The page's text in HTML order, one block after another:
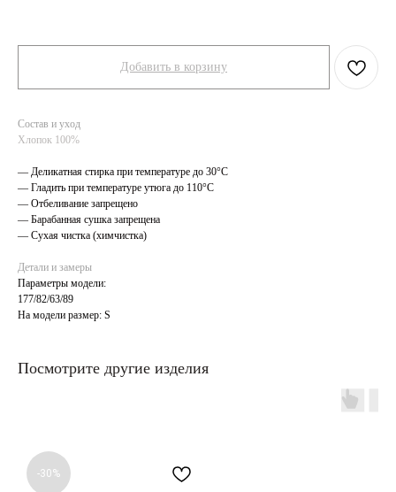
Добавить в корзину
Состав и уход
Хлопок 100%
— Деликатная стирка при температуре до 30°C
— Гладить при температуре утюга до 110°C
— Отбеливание запрещено
— Барабанная сушка запрещена
— Сухая чистка (химчистка)
Детали и замеры
Параметры модели:
177/82/63/89
На модели размер: S
Посмотрите другие изделия
-30%